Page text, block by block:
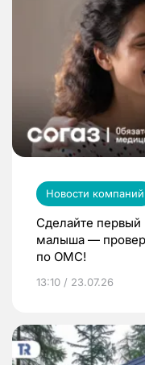
Новости компаний
Сделайте
малыша —
по ОМС!
13:10 / 23.07.26